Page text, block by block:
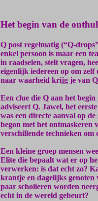
Het begin van de
Q post regelmatig (“Q-
enkel persoon is maar een
in raadselen, stelt vragen,
eigenlijk iedereen op om
naar waarheid krijg je van
Een clue die Q aan het
adviseert Q. Jawel, het
was een directe aanval op
begon met het ontmaskeren
verschillende technieken
Een kleine groep mensen
Elite die bepaalt wat er op
verwerken: is dat echt zo?
krantje en dagelijks genoten
paar scholieren worden
echt in de wereld gebeurt?